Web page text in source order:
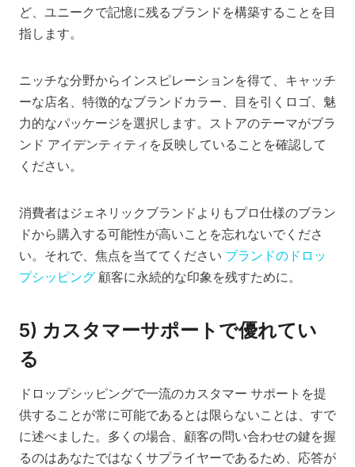
ど、ユニークで記憶に残るブランドを構築することを目
指します。
ニッチな分野からインスピレーションを得て、キャッチ
ーな店名、特徴的なブランドカラー、目を引くロゴ、魅
力的なパッケージを選択します。ストアのテーマがブラ
ンド アイデンティティを反映していることを確認して
ください。
消費者はジェネリックブランドよりもプロ仕様のブラン
ドから購入する可能性が高いことを忘れないでくださ
い。それで、焦点を当ててください ブランドのドロッ
プシッピング 顧客に永続的な印象を残すために。
5) カスタマーサポートで優れてい
る
ドロップシッピングで一流のカスタマー サポートを提
供することが常に可能であるとは限らないことは、すで
に述べました。多くの場合、顧客の問い合わせの鍵を握
るのはあなたではなくサプライヤーであるため、応答が